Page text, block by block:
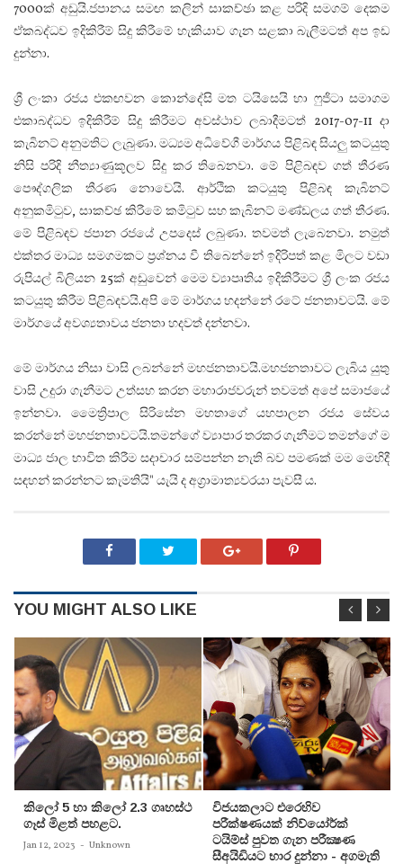
7000ක් අඩුයි.ජපානය සමඟ කලින් සාකච්ඡා කළ පරිදි සමගම් දෙකම
ඒකබද්ධව ඉදිකිරීම් සිදු කිරීමේ හැකියාව ගැන සළකා බැලීමටත් අප ඉඩ
දුන්නා.
ශ්‍රී ලංකා රජය එකඟවන කොන්දේසි මත ටයිසෙයි හා ෆුජිටා සමාගම
එකාබද්ධව ඉදිකිරීම් සිදු කිරීමට අවස්ථාව ලබාදීමටත් 2017-07-11 දා
කැබිනට් අනුමතිට ලැබුණා. මධ්‍යම අධිවේගී මාර්ගය පිළිබඳ සියලු කටයුතු
නිසි පරිදි නීත්‍යාණුකූලව සිදු කර තිබෙනවා. මේ පිළිබඳව ගත් තීරණ
පෞද්ගලික තීරණ නොවෙයි. ආර්ථික කටයුතු පිළිබඳ කැබිනට්
අනුකමිටුව, සාකච්ඡ කිරීමේ කමිටුව සහ කැබිනට් මණ්ඩලය ගත් තීරණ.
මේ පිළිබඳව ජපාන රජයේ උපදෙස් ලබුණා. තවමත් ලැබෙනවා. නමුත්
එක්තර මාධ්‍ය සමගමකට ප්‍රශ්නය වී තිබෙන්නේ ඉදිරිපත් කළ මිලට වඩා
රුපියල් බිලියන 25ක් අඩුවෙන් මෙම ව්‍යාපෘතිය ඉදිකිරීමට ශ්‍රී ලංක රජය
කටයුතු කිරීම පිළිබඳවයි.අපි මේ මාර්ගය හදන්නේ රටේ ජනතාවටයි. මේ
මාර්ගයේ අවශ්‍යතාවය ජනතා හදවත් දන්නවා.
මේ මාර්ගය නිසා වාසි ලබන්නේ මහජනතාවයි.මහජනතාවට ලැබිය යුතු
වාසි උදුරා ගැනීමට උත්සහ කරන මහාරාජවරුන් තවමත් අපේ සමාජයේ
ඉන්නවා. මෛත්‍රිපාල සිරිසේන මහතාගේ යහපාලන රජය සේවය
කරන්නේ මහජනතාවටයි.තමන්ගේ ව්‍යාපාර තරකර ගැනීමට තමන්ගේ ම
මාධ්‍ය ජාල භාවිත කිරීම සදාචාර සම්පන්න නැති බව පමණක් මම මෙහිදී
සඳහන් කරන්නට කැමතියි" යැයි ද අග්‍රාමාත්‍යවරයා පැවසී ය.
YOU MIGHT ALSO LIKE
කිලෝ 5 හා කිලෝ 2.3 ගෘහස්ථ
ගෑස් මිළත් පහළට.
Jan 12, 2023 - Unknown
විජයකලාට එරෙහිව
පරීක්‌ෂණයක්‌ නිව්යෝර්ක්‌
ටයිම්ස්‌ පුවත ගැන පරීක්‍ෂණ
සීඅයිඩියට භාර දුන්නා - අගමැති